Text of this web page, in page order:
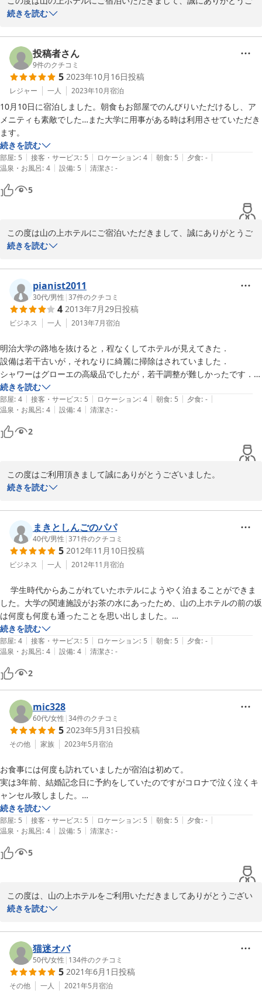
ざいます。
す。
ご満足いただけたご様子で大変嬉しく存じます。
休館まで日は多くはございませんが、ご来館いただいた皆様の良き
思い出となりますようにスタッフ一同日々努めて参ります。
温かいお言葉を頂戴し、誠にありがとうございました。
2023-12-05
続きを読む
投稿者さん
9件のクチコミ
5 2023年10月16日投稿
レジャー 一人 2023年10月宿泊
10月10日に宿泊しました。朝食もお部屋でのんびりいただけるし、ア
メニティも素敵でした…また大学に用事がある時は利用させていただき
ます。
続きを読む
部屋: 5 | 接客・サービス: 5 | ロケーション: 4 | 朝食: 5 | 夕食: - |
温泉・お風呂: 4 | 設備: 5 | 清潔さ: -
5
この度は山の上ホテルにご宿泊いただきまして、誠にありがとうご
ざいます。
す。
宿泊、朝食ともにご満足いただけたご様子で大変嬉しく存じます。
また機会がございましたらぜひ当ホテルをご利用くださいませ。
お越しをスタッフ一同心よりお待ち申し上げております。
2023-10-18
続きを読む
pianist2011
30代/男性 |37件のクチコミ
4 2013年7月29日投稿
ビジネス 一人 2013年7月宿泊
明治大学の路地を抜けると，程なくしてホテルが見えてきた．
設備は若干古いが，それなりに綺麗に掃除はされていました．
シャワーはグローエの高級品でしたが，若干調整が難しかったです．
バスタブは広くてゆったりしてました．
一方トイレは隅により過ぎていて少し座りにくさが有りました．
ベットは比較的寝心地の良い物でした．
朝の朝食はルームサービスにして，コーヒーを追加しました．
ゆったりとした時間を過ごすことが出来てよかったです．
全体に印象的だったのが客室係の皆さんの徹底したサービスぶりでし
また泊まりたいと思います．
最後になりますが，フロアに喫煙者の方がいらっしゃるとかなり匂いま
続きを読む
部屋: 4 | 接客・サービス: 5 | ロケーション: 4 | 朝食: 5 | 夕食: - |
温泉・お風呂: 4 | 設備: 4 | 清潔さ: -
2
この度はご利用頂きまして誠にありがとうございました。
施設面、サービス面で行き届かない部分があったかとは存じますが
今回ご利用頂きましたアートセプトフロアは禁煙ルームのご用意が
ございません。
可能な限り事前に消臭をかけて対応させて頂いてはおりますが、行
き届いていなかったようで大変申し訳ございませんでした。
項として検討させて頂きたいと存じます。
この度はご宿泊、またご投稿頂きまして誠にありがとうございまし
た。
またのご来館を心よりお待ち申し上げております。
続きを読む
まきとしんごのパパ
40代/男性 |371件のクチコミ
5 2012年11月10日投稿
ビジネス 一人 2012年11月宿泊
学生時代からあこがれていたホテルにようやく泊まることができま
した。大学の関連施設がお茶の水にあったため、山の上ホテルの前の坂
は何度も何度も通ったことを思い出しました。
さて、フロントは、小さなホテルのような小さなフロンですが、何を
質問しても的確な回答が得られ、また、チェックインの後には和菓子と
お茶が運ばれ、部屋にはお湯と冷水が用意され、派手派手しさはないの
ですが、それがまた自然でよかったです。
また、朝食は、和食をいただいたのですが、それがまた旨い。こんな
旨い和食の朝食をいただいたのははじめてです。
風呂もゆったりとしており、ゆっくりつかることができました。
小さなホテルなのでプールはないのですが、徒歩７分位のところの施
設が利用できるとのことでした。HPで告知があれがよかったなあ〜
水着を持参したのにと、少々後悔。
当然、チェックイン時のクレジットカードの確認もありませんでし
た。お客を信用している姿勢がいいですねえ。
続きを読む
部屋: 4 | 接客・サービス: 5 | ロケーション: 5 | 朝食: 5 | 夕食: - |
温泉・お風呂: 4 | 設備: 4 | 清潔さ: -
2
mic328
60代/女性 |34件のクチコミ
5 2023年5月31日投稿
その他 家族 2023年5月宿泊
お食事には何度も訪れていましたが宿泊は初めて。
実は3年前、結婚記念日に予約をしていたのですがコロナで泣く泣くキ
ャンセル致しました。
観光地には無い静けさとゆったりした時間。
朝食はルームサービスでしたがジュースはクーラーに入っていて素敵。
金曜日とあってバーが込み合っていたのは仕方ないかな。
いつものメトロで旅行気分はなかなかうれしいです。
チェックアウトの後でコーヒーを頂いてから帰宅しようと思ったらパー
次回はチェックアウトの前にルームサービスでコーヒーを頂いてから帰
宅しようと思います。
続きを読む
部屋: 5 | 接客・サービス: 5 | ロケーション: 5 | 朝食: 5 | 夕食: - |
温泉・お風呂: 4 | 設備: 5 | 清潔さ: -
5
この度は、山の上ホテルをご利用いただきましてありがとうござい
ました。
業員一同嬉しく存じます。
小高い丘に立地している当ホテルは、都心とは思えない程、静かに
穏やかにお過ごしいただける事も魅力の一つでございますのでご堪
能いただけましたら幸いでございます。
しかしながら、レストランのご利用に対してはご要望にお応えでき
続きを読む
猫迷オバ
50代/女性 | 134件のクチコミ
5 2021年6月1日投稿
その他 一人 2021年5月宿泊